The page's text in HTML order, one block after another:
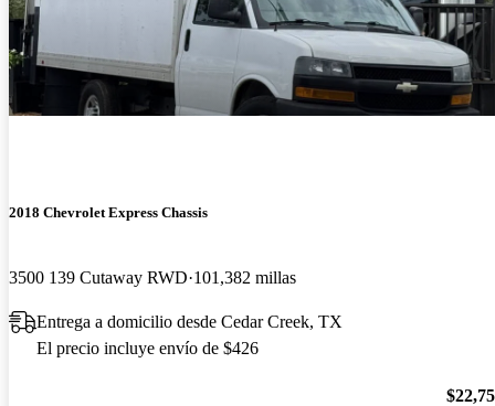
2018 Chevrolet Express Chassis
3500 139 Cutaway RWD 101,382 millas
Entrega a domicilio desde Cedar Creek, TX
El precio incluye envío de $426